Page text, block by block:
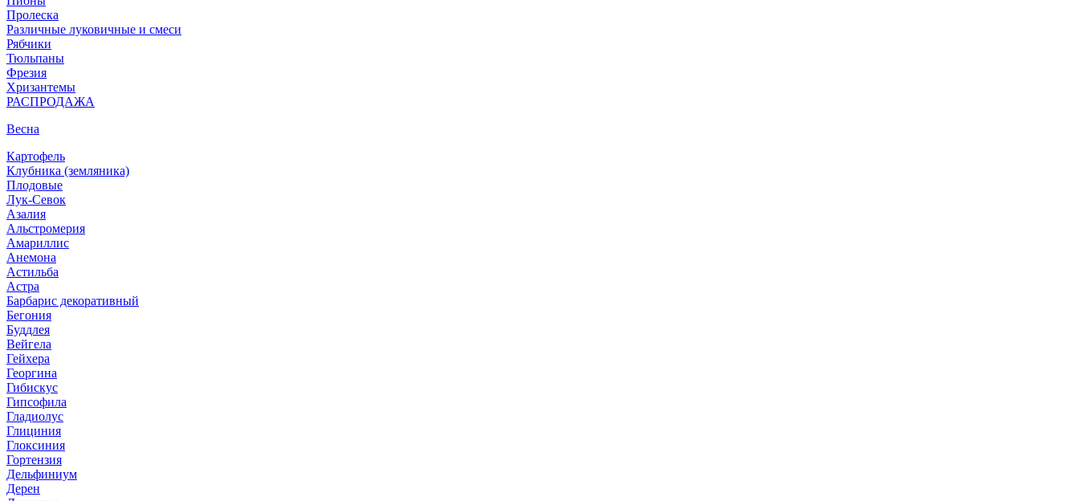
Пролеска
Различные луковичные и смеси
Рябчики
Тюльпаны
Фрезия
Хризантемы
РАСПРОДАЖА
Весна
Картофель
Клубника (земляника)
Плодовые
Лук-Севок
Азалия
Альстромерия
Амариллис
Анемона
Астильба
Астра
Барбарис декоративный
Бегония
Буддлея
Вейгела
Гейхера
Георгина
Гибискус
Гипсофила
Гладиолус
Глициния
Глоксиния
Гортензия
Дельфиниум
Дерен